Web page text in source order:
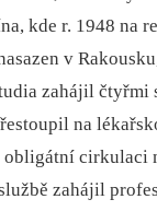
kde r. 1948 na
v
zahájil
na
obligátní cirkulaci
zahájil